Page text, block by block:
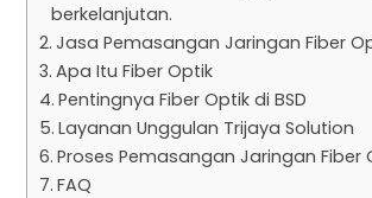
berkelanjutan.
Jasa Pemasangan Jaringan Fiber
Apa Itu Fiber Optik
Pentingnya Fiber Optik di BSD
Layanan Unggulan Trijaya Solution
Proses Pemasangan Jaringan Fiber
FAQ